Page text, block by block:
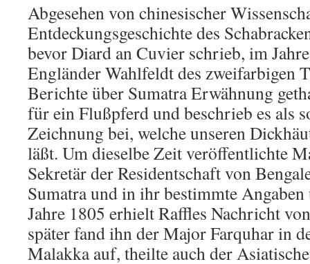
Abgesehen von chinesischer
Entdeckungsgeschichte des
bevor Diard an Cuvier schrieb, im
Engländer Wahlfeldt des zweifarbigen
Berichte über Sumatra Erwähnung
für ein Flußpferd und beschrieb es als
Zeichnung bei, welche unseren
läßt. Um dieselbe Zeit veröffentlichte
Sekretär der Residentschaft von
Sumatra und in ihr bestimmte
Jahre 1805 erhielt Raffles Nachricht
später fand ihn der Major Farquhar in
Malakka auf, theilte auch der